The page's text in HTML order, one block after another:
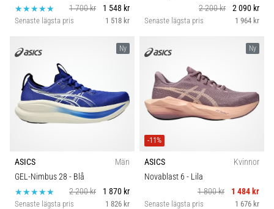
1 700 kr
1 548 kr
Senaste lägsta pris 1 518 kr
2 200 kr
2 090 kr
Senaste lägsta pris 1 964 kr
Ny
ASICS
Män
GEL-Nimbus 28 - Blå
2 200 kr
1 870 kr
Senaste lägsta pris 1 826 kr
Ny
-11%
ASICS
Kvinnor
Novablast 6 - Lila
1 800 kr
1 484 kr
Senaste lägsta pris 1 676 kr